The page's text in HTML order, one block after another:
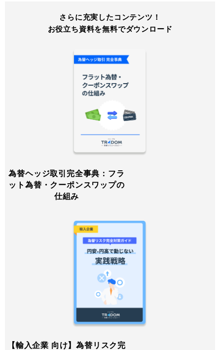
さらに充実したコンテンツ！
お役立ち資料を無料でダウンロード
為替ヘッジ取引完全事典：フラ
ット為替・クーポンスワップの
仕組み
【輸入企業 向け】為替リスク完